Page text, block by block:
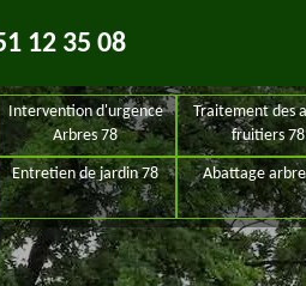
12 35 08
Intervention d'urgence
Arbres 78
Traitement des
fruitiers 78
Entretien de jardin 78 Abattage